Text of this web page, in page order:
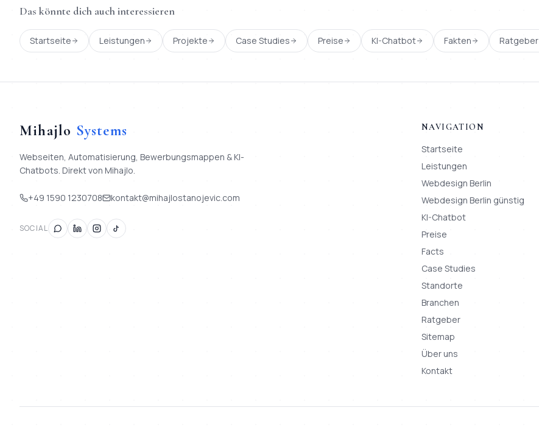
Das könnte dich auch interessieren
Startseite Leistungen Projekte Case Studies Preise KI-Chatbot Fakten Ratgeber
Mihajlo Systems
Webseiten, Automatisierung, Bewerbungsmappen & KI-
Chatbots. Direkt von Mihajlo.
+49 1590 1230708 kontakt@mihajlostanojevic.com
SOCIAL
NAVIGATION
Startseite
Leistungen
Webdesign Berlin
Webdesign Berlin günstig
KI-Chatbot
Preise
Facts
Case Studies
Standorte
Branchen
Ratgeber
Sitemap
Über uns
Kontakt